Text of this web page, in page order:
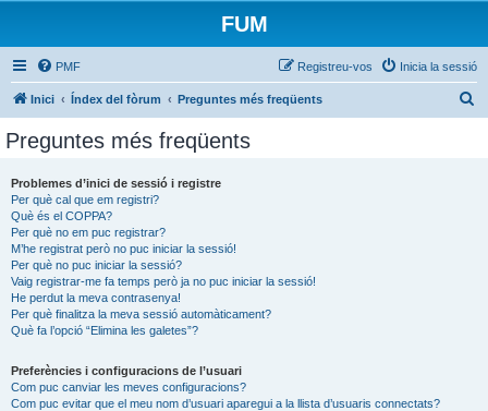
FUM
PMF Inicia la sessió
Registreu-vos
Inici Índex del fòrum Preguntes més freqüents
Preguntes més freqüents
Problemes d’inici de sessió i registre
Per què cal que em registri?
Què és el COPPA?
Per què no em puc registrar?
M’he registrat però no puc iniciar la sessió!
Per què no puc iniciar la sessió?
Vaig registrar-me fa temps però ja no puc iniciar la sessió!
He perdut la meva contrasenya!
Per què finalitza la meva sessió automàticament?
Què fa l’opció “Elimina les galetes”?
Preferències i configuracions de l’usuari
Com puc canviar les meves configuracions?
Com puc evitar que el meu nom d’usuari aparegui a la llista d’usuaris connectats?